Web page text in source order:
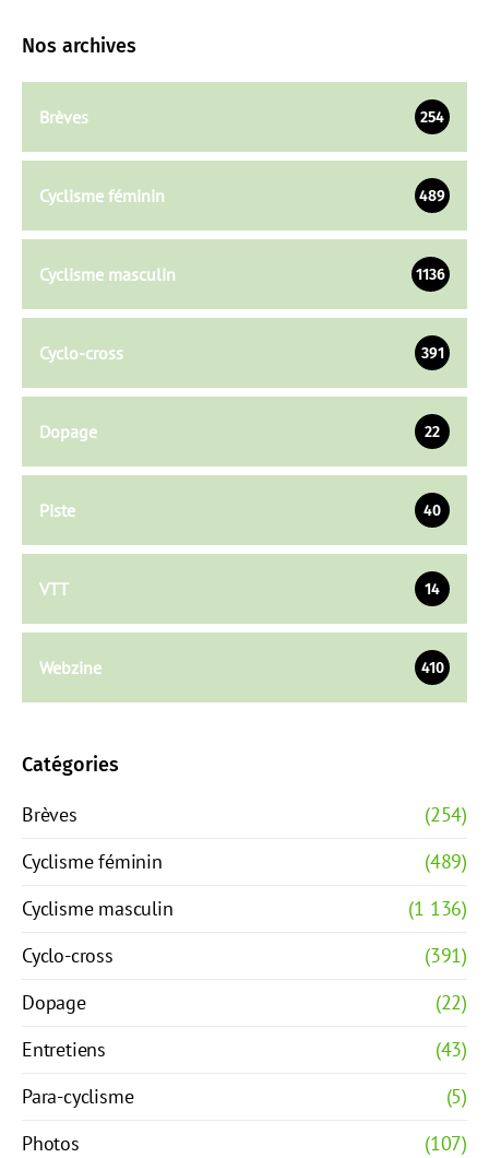
Nos archives
Brèves 254
Cyclisme féminin 489
Cyclisme masculin 1136
Cyclo-cross 391
Dopage 22
Piste 40
VTT 14
Webzine 410
Catégories
Brèves
(254)
Cyclisme féminin
(489)
Cyclisme masculin
(1 136)
Cyclo-cross
(391)
Dopage
(22)
Entretiens
(43)
Para-cyclisme
(5)
Photos
(107)